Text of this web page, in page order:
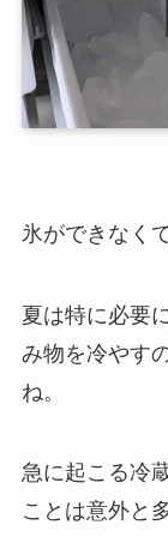
氷ができなく
夏は特に必要
み物を冷やす
ね。
急に起こる冷
ことは意外と